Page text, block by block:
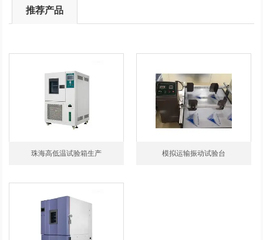
推荐产品
珠海高低温试验箱生产 模拟运输振动试验台